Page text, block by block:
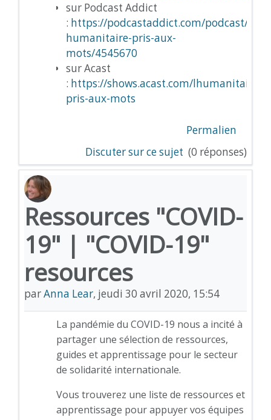
sur Podcast Addict
: https://podcastaddict.com/podcast/l-
humanitaire-pris-aux-
mots/4545670
sur Acast
: https://shows.acast.com/lhumanitaire-
pris-aux-mots
Permalien
Discuter sur ce sujet (0 réponses)
Ressources "COVID-
19" | "COVID-19"
resources
parAnna Lear, jeudi 30 avril 2020, 15:54
La pandémie du COVID-19 nous a incité à
partager une sélection de ressources,
guides et apprentissage pour le secteur
de solidarité internationale.
Vous trouverez une liste de ressources et
apprentissage pour appuyer vos équipes